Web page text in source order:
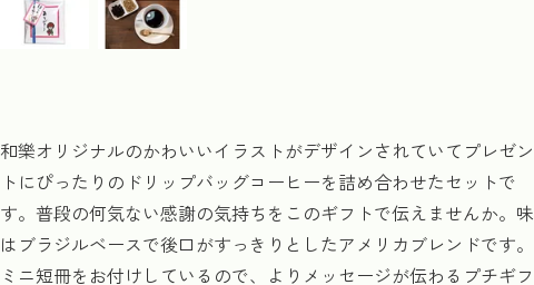
和樂オリジナルのかわいいイラストがデザインされていてプレゼン
トにぴったりのドリップバッグコーヒーを詰め合わせたセットで
す。普段の何気ない感謝の気持ちをこのギフトで伝えませんか。味
はブラジルベースで後口がすっきりとしたアメリカブレンドです。
ミニ短冊をお付けしているので、よりメッセージが伝わるプチギフ